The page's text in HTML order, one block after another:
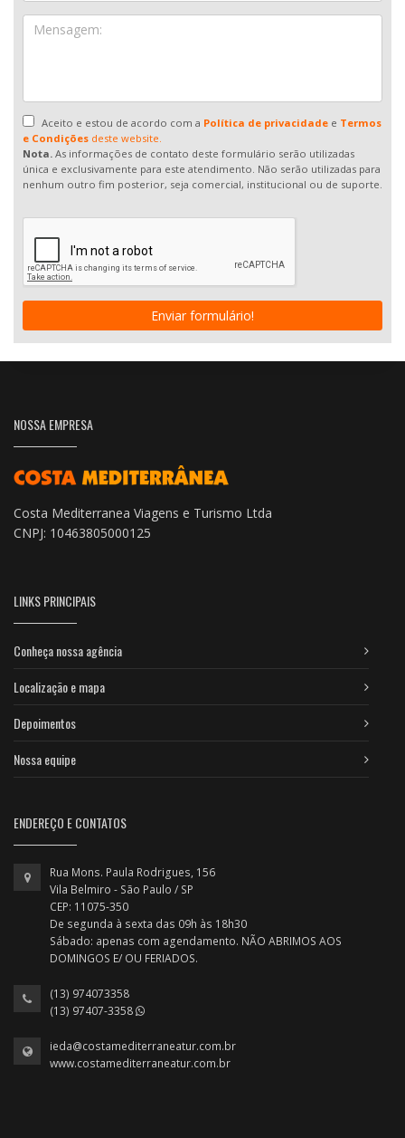
Aceito e estou de acordo com a Política de privacidadee Termos
e Condições deste website.
Nota. As informações de contato deste formulário serão utilizadas
única e exclusivamente para este atendimento. Não serão utilizadas para
nenhum outro fim posterior, seja comercial, institucional ou de suporte.
Enviar formulário!
NOSSA EMPRESA
Costa Mediterranea Viagens e Turismo Ltda
CNPJ: 10463805000125
LINKS PRINCIPAIS
Conheça nossa agência
Localização e mapa
Depoimentos
Nossa equipe
ENDEREÇO E CONTATOS
Rua Mons. Paula Rodrigues, 156
Vila Belmiro - São Paulo / SP
CEP: 11075-350
De segunda à sexta das 09h às 18h30
Sábado: apenas com agendamento. NÃO ABRIMOS AOS
DOMINGOS E/ OU FERIADOS.
(13) 974073358
(13) 97407-3358
ieda@costamediterraneatur.com.br
www.costamediterraneatur.com.br